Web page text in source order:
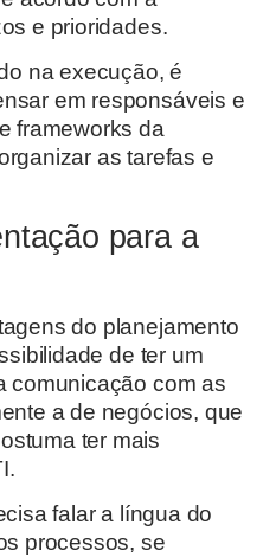
e prioridades.
na execução, é
em responsáveis e
frameworks da
as tarefas e
para a
do planejamento
de ter um
comunicação com as
a de negócios, que
ter mais
falar a língua do
processos, se